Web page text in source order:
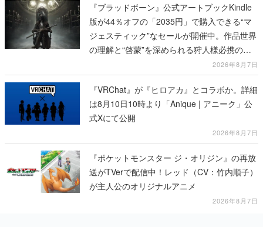
『ブラッドボーン』公式アートブックKindle
版が44％オフの「2035円」で購入できる“マ
ジェスティック”なセールが開催中。作品世界
の理解と“啓蒙”を深められる狩人様必携の一
2026年8月7日
『VRChat』が『ヒロアカ』とコラボか。詳細
は8月10日10時より「Anique | アニーク」公
式Xにて公開
2026年8月7日
『ポケットモンスター ジ・オリジン』の再放
送がTVerで配信中！レッド（CV：竹内順子）
が主人公のオリジナルアニメ
2026年8月7日